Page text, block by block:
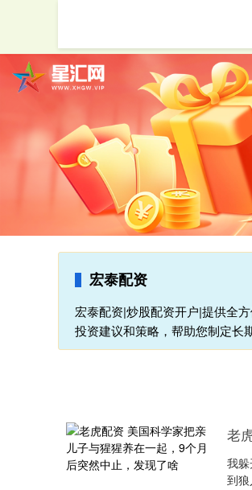
宏泰配资
宏泰配资|炒股配资开户|提供全
投资建议和策略，帮助您制定长
老
我
到